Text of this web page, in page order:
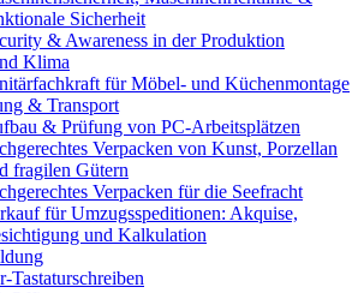
Sicherheit
& Awareness in der Produktion
Klima
für Möbel- und Küchenmontage
& Transport
& Prüfung von PC-Arbeitsplätzen
Verpacken von Kunst, Porzellan
fragilen Gütern
Verpacken für die Seefracht
für Umzugsspeditionen: Akquise,
und Kalkulation
Tastaturschreiben